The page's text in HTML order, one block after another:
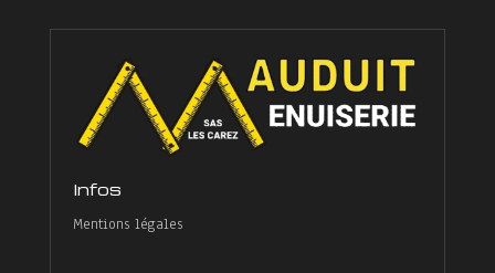
Infos
Mentions légales